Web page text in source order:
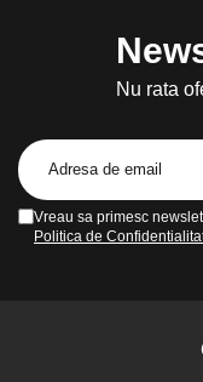
Nu rata
Vreau sa primesc
Politica de